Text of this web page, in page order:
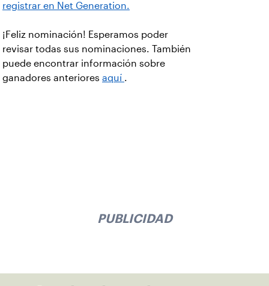
registrar en Net Generation.
¡Feliz nominación! Esperamos poder
revisar todas sus nominaciones. También
puede encontrar información sobre
ganadores anteriores aquí .
PUBLICIDAD